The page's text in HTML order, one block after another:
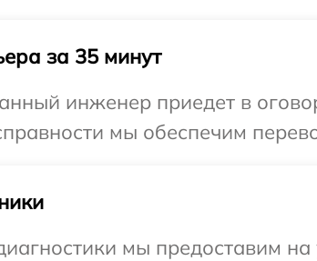
за 35 минут
инженер приедет в
мы обеспечим
мы предоставим